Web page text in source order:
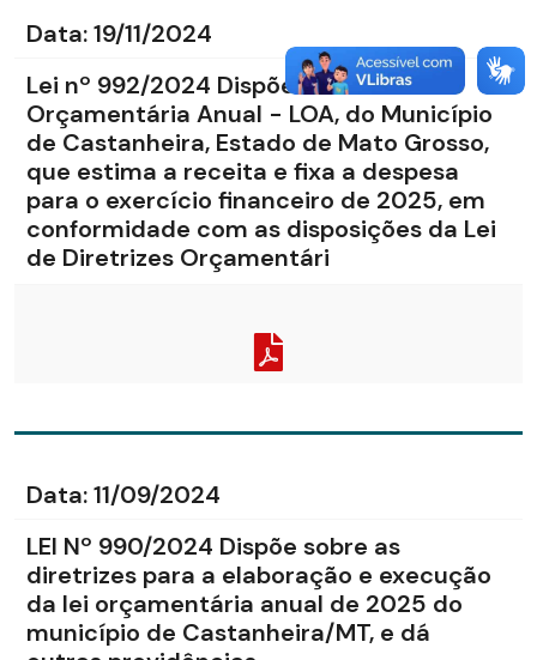
Data:19/11/2024
Lei nº 992/2024 Dispõe sobre a Lei
Orçamentária Anual - LOA, do Município
de Castanheira, Estado de Mato Grosso,
que estima a receita e fixa a despesa
para o exercício financeiro de 2025, em
conformidade com as disposições da Lei
de Diretrizes Orçamentári
Data:11/09/2024
LEI Nº 990/2024 Dispõe sobre as
diretrizes para a elaboração e execução
da lei orçamentária anual de 2025 do
município de Castanheira/MT, e dá